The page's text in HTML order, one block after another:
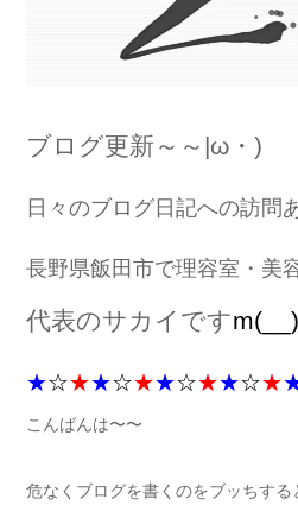
ブログ更新～～|ω・)
日々のブログ日記への訪問
長野県飯田市で理容室・美
代表のサカイです
★☆★★☆★★☆★★☆★
こんばんは〜〜
危なくブログを書くのをブッちする